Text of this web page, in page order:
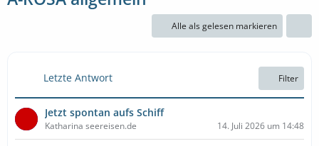
Alle als gelesen markieren
Letzte Antwort Filter
Jetzt spontan aufs Schiff
Katharina seereisen.de 14. Juli 2026 um 14:48